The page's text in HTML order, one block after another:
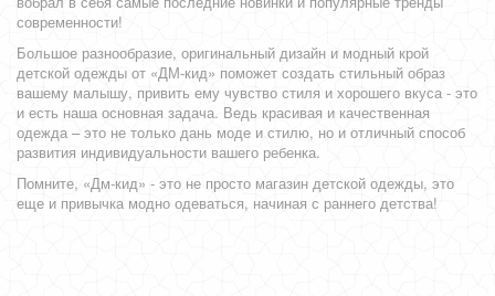
современности!
Большое разнообразие, оригинальный дизайн и модный крой
детской одежды от «ДМ-кид» поможет создать стильный образ
вашему малышу, привить ему чувство стиля и хорошего вкуса - это
и есть наша основная задача. Ведь красивая и качественная
одежда – это не только дань моде и стилю, но и отличный способ
развития индивидуальности вашего ребенка.
Помните, «Дм-кид» - это не просто магазин детской одежды, это
еще и привычка модно одеваться, начиная с раннего детства!